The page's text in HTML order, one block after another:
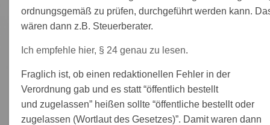
ordnungsgemäß zu prüfen, durchgeführt werden kann.
wären dann z.B. Steuerberater.
Ich empfehle hier, § 24 genau zu lesen.
Fraglich ist, ob einen redaktionellen Fehler in der
Verordnung gab und es statt “öffentlich bestellt
und zugelassen” heißen sollte “öffentliche bestellt oder
zugelassen (Wortlaut des Gesetzes)”. Damit waren dann